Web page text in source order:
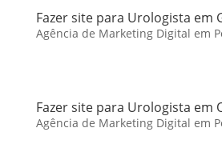
Fazer site para Urologista em
Agência de Marketing Digital em
Fazer site para Urologista em
Agência de Marketing Digital em